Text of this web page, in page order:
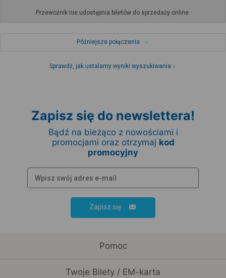
Przewoźnik nie udostępnia biletów do sprzedaży online.
Późniejsze połączenia
Sprawdź, jak ustalamy wyniki wyszukiwania
Zapisz się do newslettera!
Bądź na bieżąco z nowościami i
promocjami oraz otrzymaj kod
promocyjny
Zapisz się
Pomoc
Twoje Bilety / EM-karta